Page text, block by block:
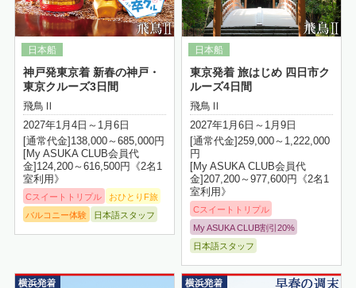
神戸発東京着 新春の神戸・
東京クルーズ3日間
飛鳥Ⅱ
2027年1月4日～1月6日
[通常代金]138,000～685,000円
[My ASUKA CLUB会員代
金]124,200～616,500円《2名1
室利用》
Cスイートトリプル
おひとりF旅
バルコニー体験
日本語スタッフ
東京発着 旅はじめ 四日市ク
ルーズ4日間
飛鳥Ⅱ
2027年1月6日～1月9日
[通常代金]259,000～1,222,000
円
[My ASUKA CLUB会員代
金]207,200～977,600円《2名1
室利用》
Cスイートトリプル
My ASUKA CLUB割引20%
日本語スタッフ
詳細はこちら